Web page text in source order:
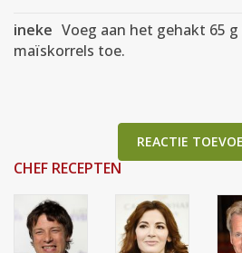
ineke Voeg aan het gehakt 65
maïskorrels toe.
REACTIE
CHEF RECEPTEN